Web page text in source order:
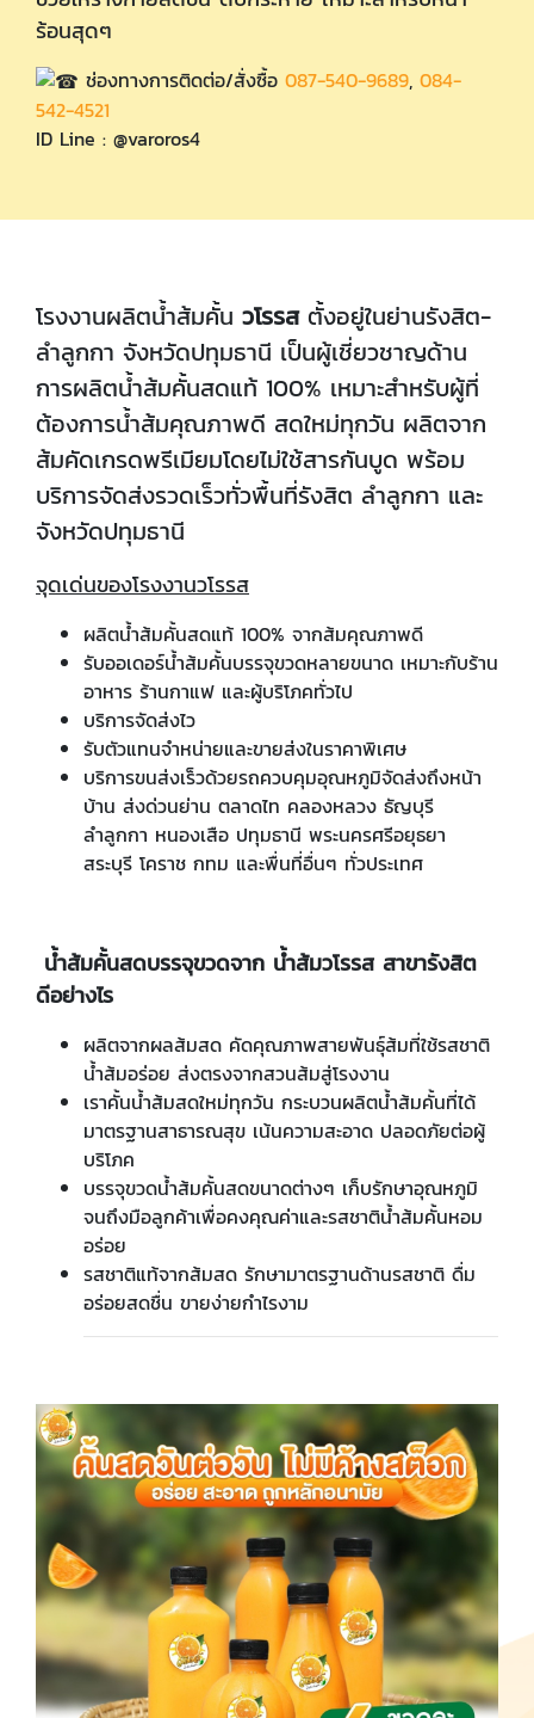
ร้อนสุดๆ
ช่องทางการติดต่อ/สั่งซื้อ 087-540-9689, 084-
542-4521
ID Line : @varoros4
โรงงานผลิตน้ำส้มคั้น วโรรสตั้งอยู่ในย่านรังสิต-
ลำลูกกา จังหวัดปทุมธานี เป็นผู้เชี่ยวชาญด้าน
การผลิตน้ำส้มคั้นสดแท้ 100% เหมาะสำหรับผู้ที่
ต้องการน้ำส้มคุณภาพดี สดใหม่ทุกวัน ผลิตจาก
ส้มคัดเกรดพรีเมียมโดยไม่ใช้สารกันบูด พร้อม
บริการจัดส่งรวดเร็วทั่วพื้นที่รังสิต ลำลูกกา และ
จังหวัดปทุมธานี
จุดเด่นของโรงงานวโรรส
ผลิตน้ำส้มคั้นสดแท้ 100% จากส้มคุณภาพดี
รับออเดอร์น้ำส้มคั้นบรรจุขวดหลายขนาด เหมาะกับร้าน
อาหาร ร้านกาแฟ และผู้บริโภคทั่วไป
บริการจัดส่งไว
​​​​​​​รับตัวแทนจำหน่ายและขายส่งในราคาพิเศษ
บริการขนส่งเร็วด้วยรถควบคุมอุณหภูมิจัดส่งถึงหน้า
บ้าน ส่งด่วนย่าน ตลาดไท คลองหลวง ธัญบุรี
ลำลูกกา หนองเสือ ปทุมธานี พระนครศรีอยุธยา
สระบุรี โคราช กทม และพื่นที่อื่นๆ ทั่วประเทศ
น้ำส้มคั้นสดบรรจุขวดจาก น้ำส้มวโรรส สาขารังสิต
ดีอย่างไร
ผลิตจากผลส้มสด คัดคุณภาพสายพันธุ์ส้มที่ใช้รสชาติ
น้ำส้มอร่อย ส่งตรงจากสวนส้มสู่โรงงาน
เราคั้นน้ำส้มสดใหม่ทุกวัน กระบวนผลิตน้ำส้มคั้นที่ได้
มาตรฐานสาธารณสุข เน้นความสะอาด ปลอดภัยต่อผู้
บริโภค
บรรจุขวดน้ำส้มคั้นสดขนาดต่างๆ เก็บรักษาอุณหภูมิ
จนถึงมือลูกค้าเพื่อคงคุณค่าและรสชาติน้ำส้มคั้นหอม
อร่อย
รสชาติแท้จากส้มสด รักษามาตรฐานด้านรสชาติ ดื่ม
อร่อยสดชื่น ขายง่ายกำไรงาม